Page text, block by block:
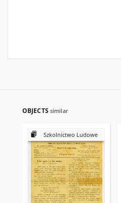
OBJECTS similar
Szkolnictwo Ludowe